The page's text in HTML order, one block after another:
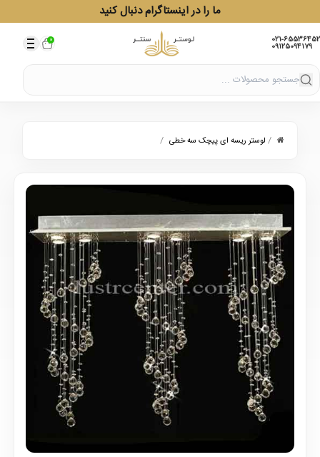
ما را در اینستاگرام دنبال کنید
021-65536452
09125094179
0
/ لوستر ریسه ای پیچک سه خطی /